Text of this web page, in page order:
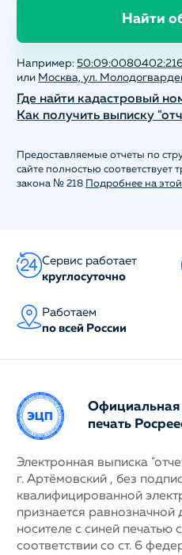
Найти
Например:50:09:0080402:216
или Москва, ул.
Где найти кадастровый
Как получить выписку
Предоставляемые отчеты по
сайте полностью
закона № 218 Подробнее на
Сервис работает
круглосуточно
Работаем
по всей России
Официальная
печать
Электронная выписка
г. Артёмовский , без
квалифицированной
признается
носителе с синей печатью
соответствии со ст. 6